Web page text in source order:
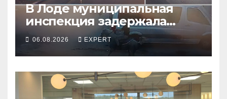
В Лоде муниципальная
инспекция задержала
подростка, устроившего
опасную скачку на лошади
по улицам города
06.08.2026 EXPERT